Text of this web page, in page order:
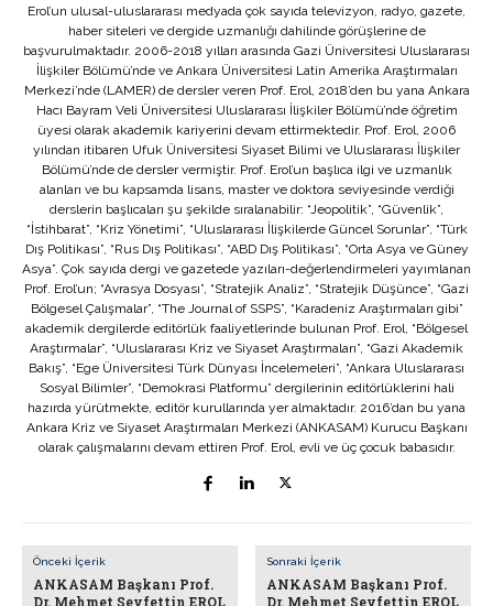
Erol’un ulusal-uluslararası medyada çok sayıda televizyon, radyo, gazete,
haber siteleri ve dergide uzmanlığı dahilinde görüşlerine de
başvurulmaktadır. 2006-2018 yılları arasında Gazi Üniversitesi Uluslararası
İlişkiler Bölümü’nde ve Ankara Üniversitesi Latin Amerika Araştırmaları
Merkezi’nde (LAMER) de dersler veren Prof. Erol, 2018’den bu yana Ankara
Hacı Bayram Veli Üniversitesi Uluslararası İlişkiler Bölümü’nde öğretim
üyesi olarak akademik kariyerini devam ettirmektedir. Prof. Erol, 2006
yılından itibaren Ufuk Üniversitesi Siyaset Bilimi ve Uluslararası İlişkiler
Bölümü’nde de dersler vermiştir. Prof. Erol’un başlıca ilgi ve uzmanlık
alanları ve bu kapsamda lisans, master ve doktora seviyesinde verdiği
derslerin başlıcaları şu şekilde sıralanabilir: “Jeopolitik”, “Güvenlik”,
“İstihbarat”, “Kriz Yönetimi”, “Uluslararası İlişkilerde Güncel Sorunlar”, “Türk
Dış Politikası”, “Rus Dış Politikası”, “ABD Dış Politikası”, “Orta Asya ve Güney
Asya”. Çok sayıda dergi ve gazetede yazıları-değerlendirmeleri yayımlanan
Prof. Erol’un; “Avrasya Dosyası”, “Stratejik Analiz”, “Stratejik Düşünce”, “Gazi
Bölgesel Çalışmalar”, “The Journal of SSPS”, “Karadeniz Araştırmaları gibi”
akademik dergilerde editörlük faaliyetlerinde bulunan Prof. Erol, “Bölgesel
Araştırmalar”, “Uluslararası Kriz ve Siyaset Araştırmaları”, “Gazi Akademik
Bakış”, “Ege Üniversitesi Türk Dünyası İncelemeleri”, “Ankara Uluslararası
Sosyal Bilimler”, “Demokrasi Platformu” dergilerinin editörlüklerini hali
hazırda yürütmekte, editör kurullarında yer almaktadır. 2016’dan bu yana
Ankara Kriz ve Siyaset Araştırmaları Merkezi (ANKASAM) Kurucu Başkanı
olarak çalışmalarını devam ettiren Prof. Erol, evli ve üç çocuk babasıdır.
Önceki İçerik
ANKASAM Başkanı Prof.
Dr. Mehmet Seyfettin EROL
Sonraki İçerik
ANKASAM Başkanı Prof.
Dr. Mehmet Seyfettin EROL